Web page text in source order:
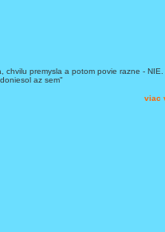
premysla a potom povie razne - NIE.
az sem"
viac